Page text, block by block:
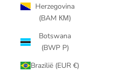
Herzegovina
(BAM КМ)
Botswana
(BWP P)
Brazilië (EUR €)